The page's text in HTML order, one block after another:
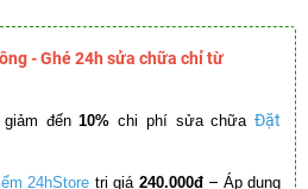
- Ghé 24h sửa chữa chỉ từ
giảm đến10% chi phí sửa chữa Đặt
24hStore trị giá 240.000đ – Áp dụng